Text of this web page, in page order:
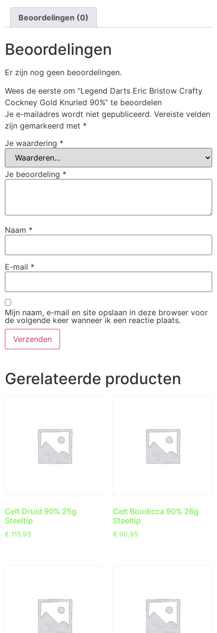
Beoordelingen (0)
Beoordelingen
Er zijn nog geen beoordelingen.
Wees de eerste om “Legend Darts Eric Bristow Crafty
Cockney Gold Knurled 90%” te beoordelen
Je e-mailadres wordt niet gepubliceerd. Vereiste velden
zijn gemarkeerd met *
Je waardering *
Je beoordeling *
Naam *
E-mail *
Mijn naam, e-mail en site opslaan in deze browser voor
de volgende keer wanneer ik een reactie plaats.
Gerelateerde producten
Celt Druid 90% 25g
Steeltip
€ 115,95
Celt Boudicca 90% 26g
Steeltip
€ 90,95